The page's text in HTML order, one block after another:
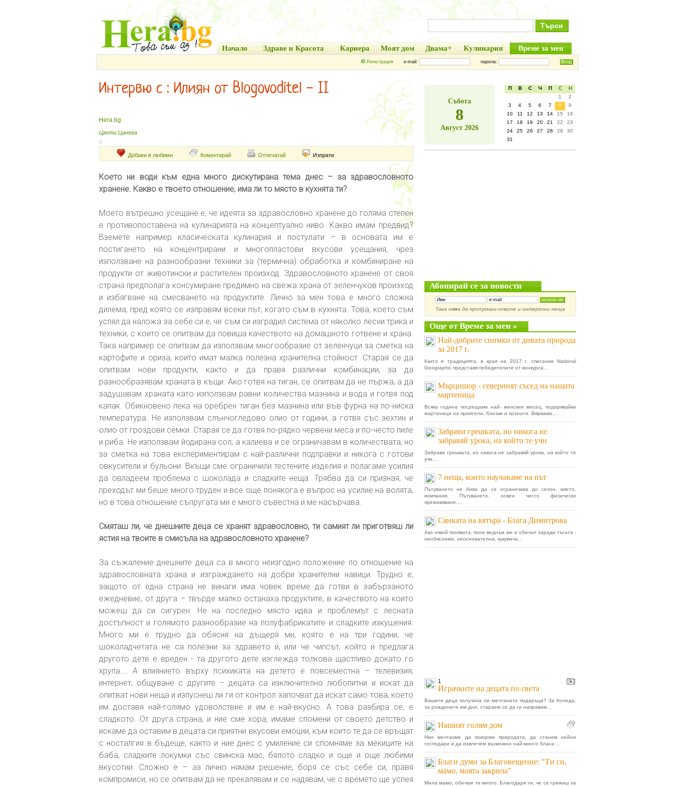
Начало Здраве и Красота Кариера Моят дом Двама+ Кулинария Време за мен
Регистрация e-mail: парола:
Интервю с : Илиян от Blogovoditel - II
Hera.bg
Цвети Цанева
Добави в любими Коментирай Отпечатай Изпрати
Което ни води към една много дискутирана тема днес – за здравословното
хранене. Какво е твоето отношение, има ли то място в кухнята ти?
Моето вътрешно усещане е, че идеята за здравословно хранене до голяма степен
е противопоставена на кулинарията на концептуално ниво. Какво имам предвид?
Вземете например класическата кулинария и постулати – в основата им е
постигането на концентрирани и многопластови вкусови усещания, чрез
използване на разнообразни техники за (термична) обработка и комбиниране на
продукти от животински и растителен произход. Здравословното хранене от своя
страна предполага консумиране предимно на свежа храна от зеленчуков произход
и избягване на смесването на продуктите. Лично за мен това е много сложна
дилема, пред която се изправям всеки път, когато съм в кухнята. Това, което съм
успял да наложа за себе си е, че съм си изградил система от няколко лесни трика и
техники, с които се опитвам да повиша качеството на домашното готвене и храна.
Така например се опитвам да използвам многообразие от зеленчуци за сметка на
картофите и ориза, които имат малка полезна хранителна стойност. Старая се да
опитвам нови продукти, както и да правя различни комбинации, за да
разнообразявам храната в къщи. Ако готвя на тиган, се опитвам да не пържа, а да
задушавам храната като използвам равни количества мазнина и вода и готвя под
капак. Обикновено пека на оребрен тиган без мазнина или във фурна на по-ниска
температура. Не използвам слънчогледово олио от години, а готвя със зехтин и
олио от гроздови семки. Старая се да готвя по-рядко червени меса и по-често пиле
и риба. Не използвам йодирана сол, а калиева и се ограничавам в количествата, но
за сметка на това експериментирам с най-различни подправки и никога с готови
овкусители и бульони. Вкъщи сме ограничили тестените изделия и полагаме усилия
да овладеем проблема с шоколада и сладките неща. Трябва да си призная, че
преходът ми беше много труден и все още понякога е въпрос на усилие на волята,
но в това отношение съпругата ми е много съвестна и ме насърчава.
Смяташ ли, че днешните деца се хранят здравословно, ти самият ли приготвяш ли
ястия на твоите в смисъла на здравословното хранене?
За съжаление днешните деца са в много неизгодно положение по отношение на
здравословната храна и изграждането на добри хранителни навици. Трудно е,
защото от една страна не винаги има човек време да готви в забързаното
ежедневие, от друга – твърде малко останаха продуктите, в качеството на които
можеш да си сигурен. Не на последно място идва и проблемът с лесната
достъпност и голямото разнообразие на полуфабрикатите и сладките изкушения.
Много ми е трудно да обясня на дъщеря ми, която е на три години, че
шоколадчетата не са полезни за здравето ѝ, или че чипсът, който ѝ предлага
другото дете е вреден - та другото дете изглежда толкова щастливо докато го
хрупа…. А влиянието върху психиката на детето е повсеместна – телевизия,
интернет, общуване с другите – децата са изключително любопитни и искат да
опитват нови неща и изпуснеш ли ги от контрол започват да искат само това, което
им доставя най-голямо удоволствие и им е най-вкусно. А това разбира се, е
сладкото. От друга страна, и ние сме хора, имаме спомени от своето детство и
искаме да оставим в децата си приятни вкусови емоции, към които те да се връщат
с носталгия в бъдеще, както и ние днес с умиление си спомняме за мекиците на
баба, сладките локумки със свинска мас, бялото сладко и още и още любими
вкусотии. Сложно е – аз лично нямам решение, боря се със себе си, правя
компромиси, но се опитвам да не прекалявам и се надявам, че с времето ще успея
Събота
8
Август 2026
П В С Ч П С
Н
1
2
3
4 5 6 7 8
9
10
11 12 13 14 15
16
17
18 19 20 21 22
23
24
25 26 27 28 29
30
31
Абонирай се за новости
Така няма да пропускаш новите и интересни неща
Още от Време за мен »
Най-добрите снимки от дивата природа
за 2017 г.
Както е традицията, в края на 2017 г. списание National
Geographic представя победителите от конкурса...
Мърцишор - северният съсед на нашата
мартеница
Всяка година посрещаме най- женския месец, подарявайки
мартеници на приятели, близки и познати. Вярваме,...
Забрави грешката, но никога не
забравяй урока, на който те учи
Забрави грешката, но никога не забравяй урока, на който те
учи....
7 неща, които научаваме на път
Пътуването не бива да се ограничава до сезон, място,
компания. Пътуването, освен чисто физическо
преживяване,...
Сянката на вятъра - Блага Димитрова
Ако някой понякога, поне веднъж ме е обичал заради тъгата -
необяснима, неоснователна, кукувича...
1
Играчките на децата по света
Вашите деца получиха ли мечтаните подаръци? За Коледа,
за рождените им дни, стараем се да ги направим...
Нашият голям дом
Ние мечтахме да покорим природата, да станем нейни
господари и да извлечем възможно най-много блага....
Благи думи за Благовещение: "Ти си,
мамо, моята закрила"
Мила мамо, обичам те много. Благодаря ти, че се грижиш за